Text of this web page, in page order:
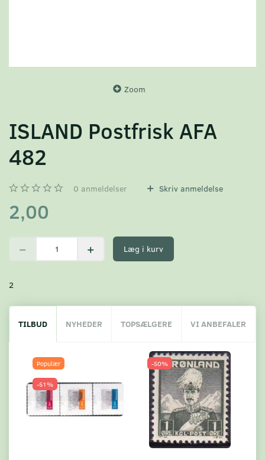
Zoom
ISLAND Postfrisk AFA
482
0 anmeldelser Skriv anmeldelse
2,00
Læg i kurv
2
TILBUD NYHEDER TOPSÆLGERE VI ANBEFALER
Populær
-51%
-50%